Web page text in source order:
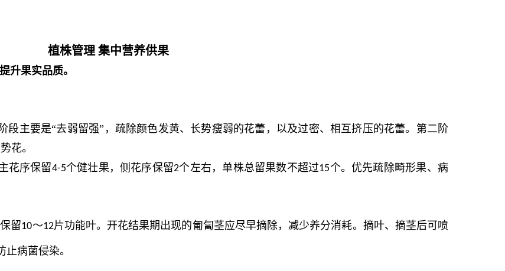
植株管理 集中营养供果
升果实品质。
段主要是“去弱留强”， 疏除颜色发黄、长势瘦弱的花蕾，以及过密、相互挤压的花蕾。第二阶
花。
花序保留4-5个健壮果，侧花序保留2个左右，单株总留果数不超过15个。优先疏除畸形果、病
留10～12片功能叶。 开花结果期出现的匍匐茎应尽早摘除，减少养分消耗。摘叶、摘茎后可喷
止病菌侵染。